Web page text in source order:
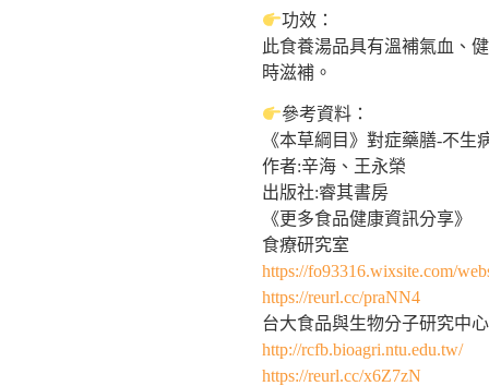
功效：
此食養湯品具有溫補氣血、
時滋補。
參考資料：
《本草綱目》對症藥膳-不生
作者:辛海、王永榮
出版社:睿其書房
《更多食品健康資訊分享》
食療研究室
https://fo93316.wixsite.com/
https://reurl.cc/praNN4
台大食品與生物分子研究中心
http://rcfb.bioagri.ntu.edu.tw/
https://reurl.cc/x6Z7zN